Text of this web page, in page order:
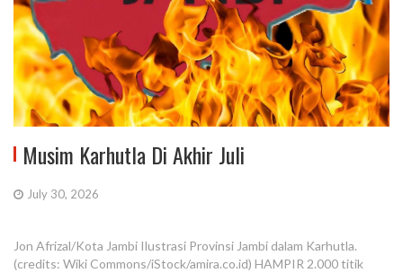
Musim Karhutla Di Akhir Juli
July 30, 2026
Jon Afrizal/Kota Jambi Ilustrasi Provinsi Jambi dalam Karhutla.
(credits: Wiki Commons/iStock/amira.co.id) HAMPIR 2.000 titik